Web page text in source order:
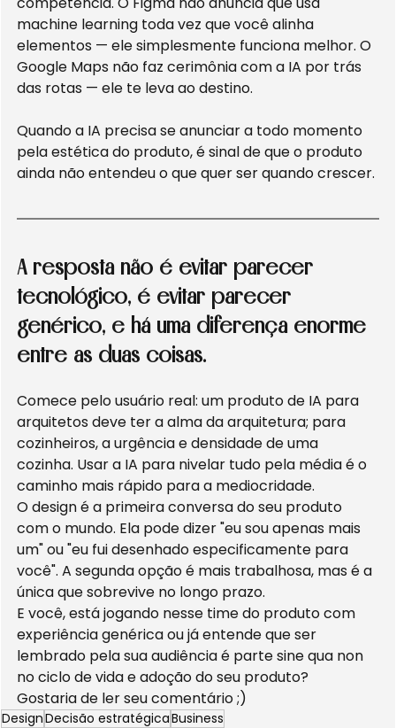
machine learning toda vez que você alinha
elementos — ele simplesmente funciona melhor. O
Google Maps não faz cerimônia com a IA por trás
das rotas — ele te leva ao destino.
Quando a IA precisa se anunciar a todo momento
pela estética do produto, é sinal de que o produto
ainda não entendeu o que quer ser quando crescer.
A resposta não é evitar parecer
tecnológico, é evitar parecer
genérico, e há uma diferença enorme
entre as duas coisas.
Comece pelo usuário real: um produto de IA para
arquitetos deve ter a alma da arquitetura; para
cozinheiros, a urgência e densidade de uma
cozinha. Usar a IA para nivelar tudo pela média é o
caminho mais rápido para a mediocridade.
O design é a primeira conversa do seu produto
com o mundo. Ela pode dizer "eu sou apenas mais
um" ou "eu fui desenhado especificamente para
você". A segunda opção é mais trabalhosa, mas é a
única que sobrevive no longo prazo.
E você, está jogando nesse time do produto com
experiência genérica ou já entende que ser
lembrado pela sua audiência é parte sine qua non
no ciclo de vida e adoção do seu produto?
Gostaria de ler seu comentário ;)
DesignDecisão estratégicaBusiness